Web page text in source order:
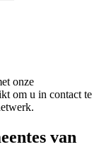
onze
om u in contact te
van